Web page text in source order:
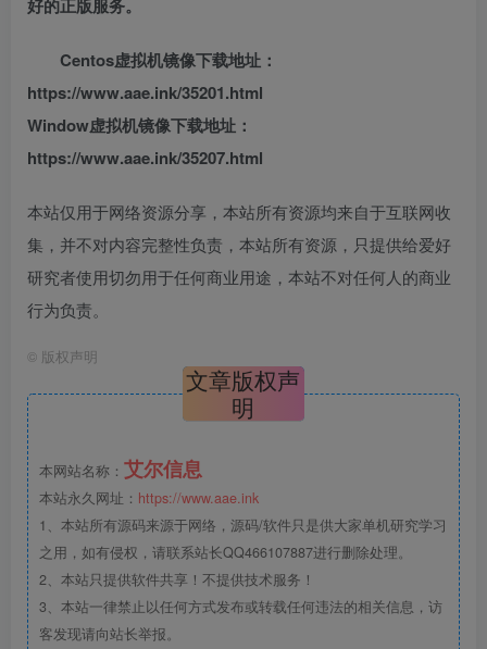
好的正版服务。
Centos虚拟机镜像下载地址：
https://www.aae.ink/35201.html
Window虚拟机镜像下载地址：
https://www.aae.ink/35207.html
本站仅用于网络资源分享，本站所有资源均来自于互联网收
集，并不对内容完整性负责，本站所有资源，只提供给爱好
研究者使用切勿用于任何商业用途，本站不对任何人的商业
行为负责。
© 版权声明
文章版权声
明
本网站名称： 艾尔信息
本站永久网址： https://www.aae.ink
1、本站所有源码来源于网络，源码/软件只是供大家单机研究学习
之用，如有侵权，请联系站长QQ466107887进行删除处理。
2、本站只提供软件共享！不提供技术服务！
3、本站一律禁止以任何方式发布或转载任何违法的相关信息，访
客发现请向站长举报。